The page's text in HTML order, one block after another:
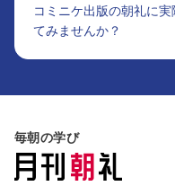
コミニケ出版の朝礼に
てみませんか？
毎朝の学び